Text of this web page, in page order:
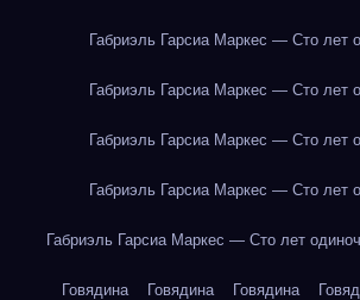
Габриэль Гарсиа Маркес — Сто лет
Габриэль Гарсиа Маркес — Сто лет
Габриэль Гарсиа Маркес — Сто лет
Габриэль Гарсиа Маркес — Сто лет
Габриэль Гарсиа Маркес — Сто лет
Говядина Говядина Говядина